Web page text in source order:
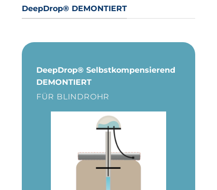
DeepDrop® DEMONTIERT
DeepDrop® Selbstkompensierend
DEMONTIERT
FÜR BLINDROHR